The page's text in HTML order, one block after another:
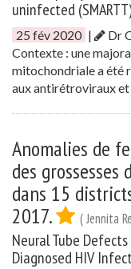
uninfected
25 fév 2020 |
Dr
Contexte : une
mitochondriale a été
aux antirétroviraux
Anomalies de
des grossesses
dans 15
2017.
( Jennita
Neural Tube
Diagnosed HIV